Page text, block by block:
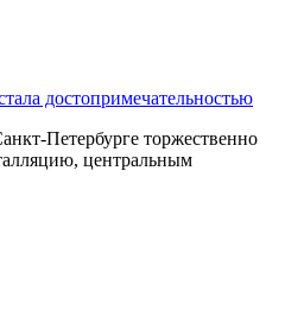
достопримечательностью
Петербурге торжественно
центральным